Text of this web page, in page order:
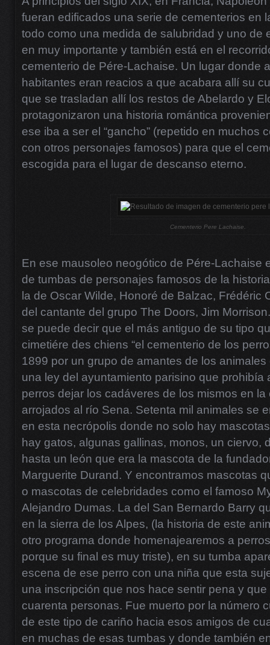
fueran edificados una serie de cementerios en
todo como una medida de salubridad y uno de
en muy importante y también está en el
cementerio de Pére-Lachaise. Un lugar donde
habitantes eran reacios a que acabara allí su
que se trasladan allí los restos de Abelardo y
protagonizaron una historia romántica
ese iba a ser el “gancho” (repetido en muchos
con otros personajes famosos) para que el
escogida para el lugar de descanso eterno.
Cementerio Pere Lachaise.
En ese mausoleo neogótico de Pére-Lachaise
de tumbas de personajes famosos de la
la de Oscar Wilde, Honoré de Balzac, Frédéric
del cantante del grupo The Doors, Jim
se puede decir que el más antiguo de su tipo
cimetiére des chiens “el cementerio de los
1899 por un grupo de amantes de los
una ley del ayuntamiento parisino que prohibía
perros dejar los cadáveres de los mismos en
arrojados al río Sena. Setenta mil animales se
en esta necrópolis donde no solo hay
hay gatos, algunas gallinas, monos, un ciervo,
hasta un león que era la mascota de la
Marguerite Durand. Y encontramos mascotas
o mascotas de celebridades como el famoso
Alejandro Dumas. La del San Bernardo Barry
en la sierra de los Alpes, (la historia de este
otro programa donde homenajearemos a
porque su final es muy triste), en su tumba
escena de ese perro con una niña que esta
una inscripción que nos hace sentir pena y que
cuarenta personas. Fue muerto por la número
de este tipo de cariño hacia esos amigos de
en muchas de esas tumbas y donde también